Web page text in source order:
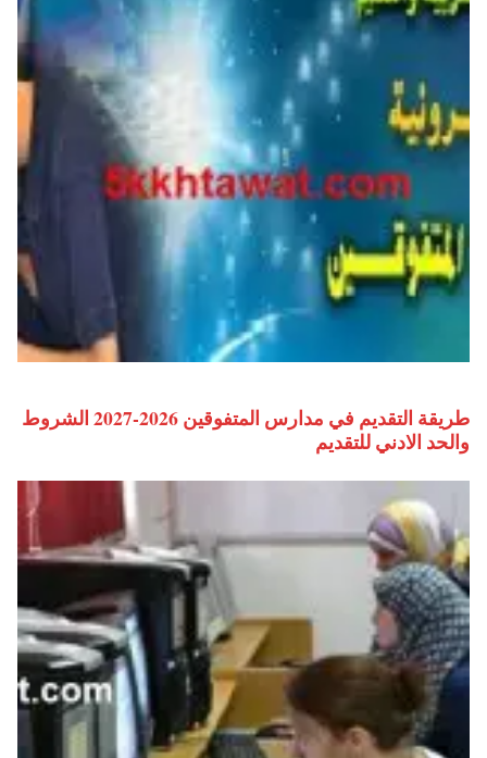
طريقة التقديم في مدارس المتفوقين 2026-2027 الشروط
والحد الادني للتقديم